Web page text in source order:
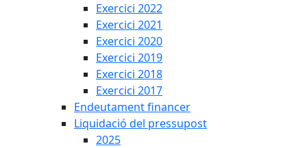
Exercici 2022
Exercici 2021
Exercici 2020
Exercici 2019
Exercici 2018
Exercici 2017
Endeutament financer
Liquidació del pressupost
2025